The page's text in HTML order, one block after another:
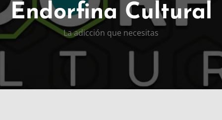
Endorfina Cultural
La adicción que necesitas